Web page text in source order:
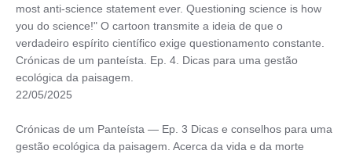
Crónicas de um panteísta. Ep. 4. Dicas para uma gestão
ecológica da paisagem.
22/05/2025
Crónicas de um Panteísta — Ep. 3 Dicas e conselhos para uma
gestão ecológica da paisagem. Acerca da vida e da morte